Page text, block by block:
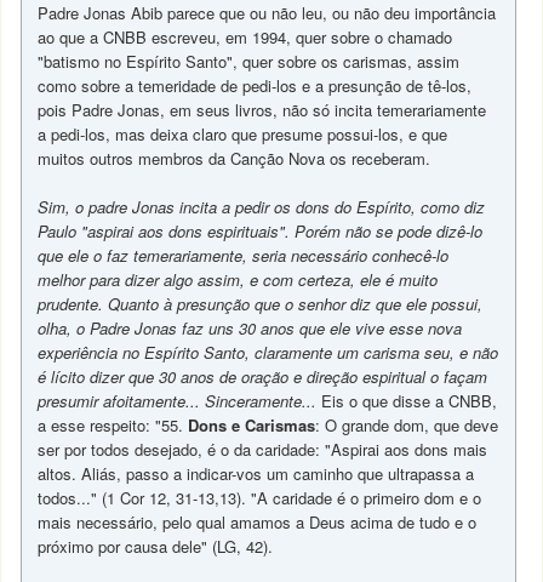
Padre Jonas Abib parece que ou não leu, ou não deu importância
ao que a CNBB escreveu, em 1994, quer sobre o chamado
"batismo no Espírito Santo", quer sobre os carismas, assim
como sobre a temeridade de pedi-los e a presunção de tê-los,
pois Padre Jonas, em seus livros, não só incita temerariamente
a pedi-los, mas deixa claro que presume possui-los, e que
muitos outros membros da Canção Nova os receberam.
Sim, o padre Jonas incita a pedir os dons do Espírito, como diz
Paulo "aspirai aos dons espirituais". Porém não se pode dizê-lo
que ele o faz temerariamente, seria necessário conhecê-lo
melhor para dizer algo assim, e com certeza, ele é muito
prudente. Quanto à presunção que o senhor diz que ele possui,
olha, o Padre Jonas faz uns 30 anos que ele vive esse nova
experiência no Espírito Santo, claramente um carisma seu, e não
é lícito dizer que 30 anos de oração e direção espiritual o façam
presumir afoitamente... Sinceramente... Eis o que disse a CNBB,
a esse respeito: "55. Dons e Carismas: O grande dom, que deve
ser por todos desejado, é o da caridade: "Aspirai aos dons mais
altos. Aliás, passo a indicar-vos um caminho que ultrapassa a
todos..." (1 Cor 12, 31-13,13). "A caridade é o primeiro dom e o
mais necessário, pelo qual amamos a Deus acima de tudo e o
próximo por causa dele" (LG, 42).